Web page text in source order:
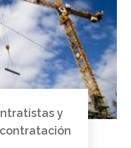
y